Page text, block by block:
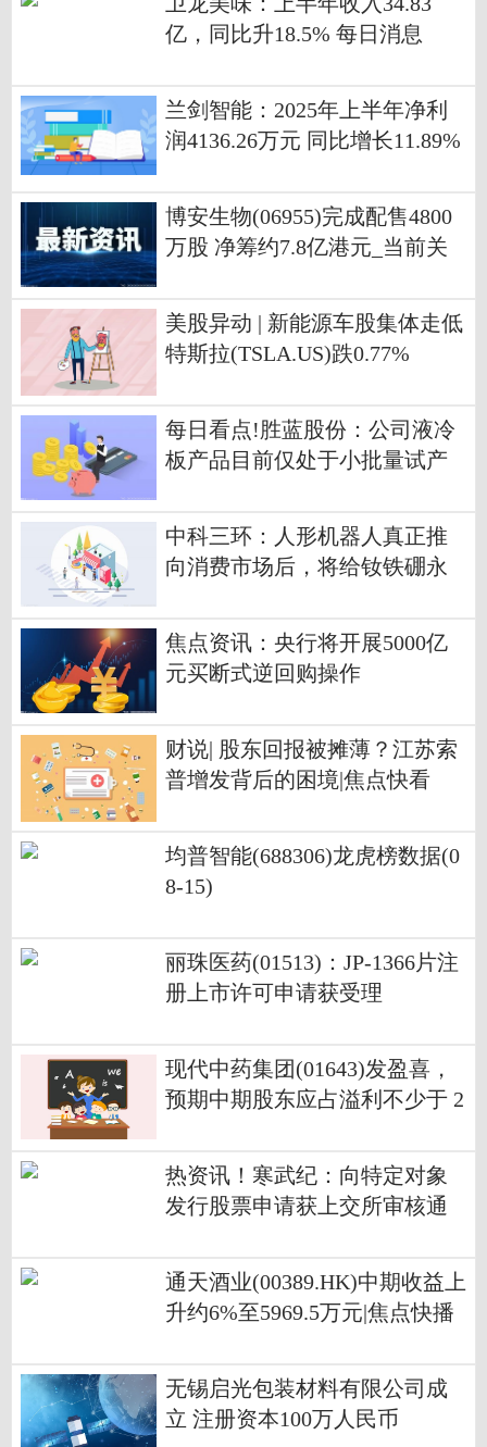
亿，同比升18.5% 每日消息
兰剑智能：2025年上半年净利
润4136.26万元 同比增长11.89%
博安生物(06955)完成配售4800
万股 净筹约7.8亿港元_当前关
美股异动 | 新能源车股集体走低
特斯拉(TSLA.US)跌0.77%
每日看点!胜蓝股份：公司液冷
板产品目前仅处于小批量试产
中科三环：人形机器人真正推
向消费市场后，将给钕铁硼永
响
焦点资讯：央行将开展5000亿
元买断式逆回购操作
财说| 股东回报被摊薄？江苏索
普增发背后的困境|焦点快看
均普智能(688306)龙虎榜数据(0
8-15)
丽珠医药(01513)：JP-1366片注
册上市许可申请获受理
现代中药集团(01643)发盈喜，
预期中期股东应占溢利不少于 2
热资讯！寒武纪：向特定对象
发行股票申请获上交所审核通
通天酒业(00389.HK)中期收益上
升约6%至5969.5万元|焦点快播
无锡启光包装材料有限公司成
立 注册资本100万人民币